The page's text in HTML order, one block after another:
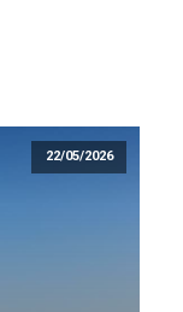
22/05/2026